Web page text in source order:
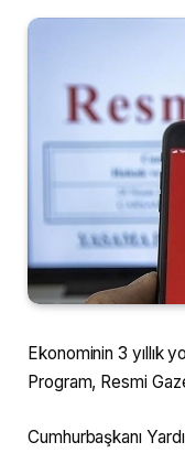
Ekonominin 3 yıllık
Program, Resmi
Cumhurbaşkanı